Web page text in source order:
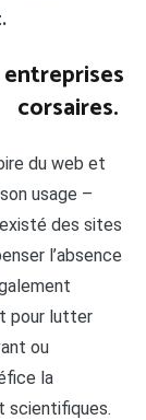
corsaires.
du web et
usage –
des sites
l’absence
pour lutter
ou
la
scientifiques.